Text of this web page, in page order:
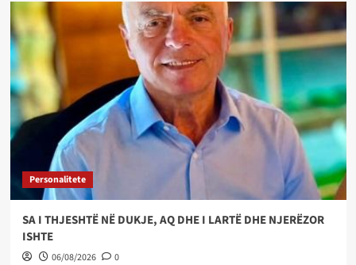
Personalitete
SA I THJESHTË NË DUKJE, AQ DHE I LARTË DHE NJERËZOR
ISHTE
06/08/2026 0